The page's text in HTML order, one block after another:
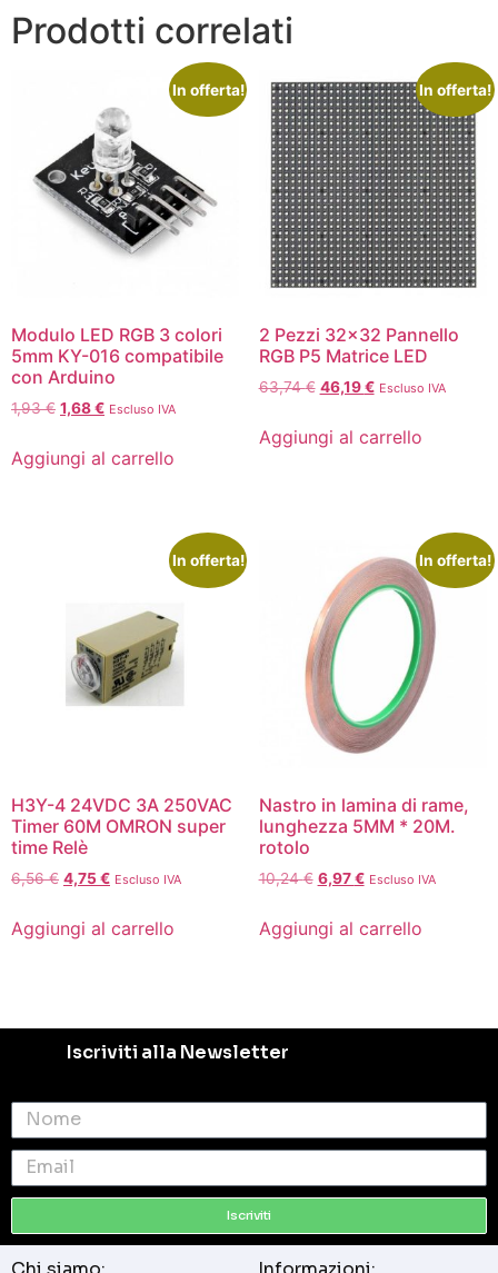
Prodotti correlati
In offerta!
Modulo LED RGB 3 colori
5mm KY-016 compatibile
con Arduino
1,93€ 1,68€ Escluso IVA
Aggiungi al carrello
In offerta!
2 Pezzi 32×32 Pannello
RGB P5 Matrice LED
63,74€ 46,19€ Escluso IVA
Aggiungi al carrello
In offerta!
H3Y-4 24VDC 3A 250VAC
Timer 60M OMRON super
time Relè
6,56€ 4,75€ Escluso IVA
Aggiungi al carrello
In offerta!
Nastro in lamina di rame,
lunghezza 5MM * 20M.
rotolo
10,24€ 6,97€ Escluso IVA
Aggiungi al carrello
Iscriviti alla Newsletter
Iscriviti